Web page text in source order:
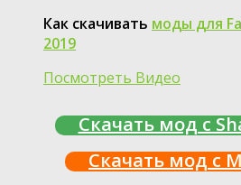
Как скачивать моды для
2019
Посмотреть Видео
Скачать мод с
Скачать мод с